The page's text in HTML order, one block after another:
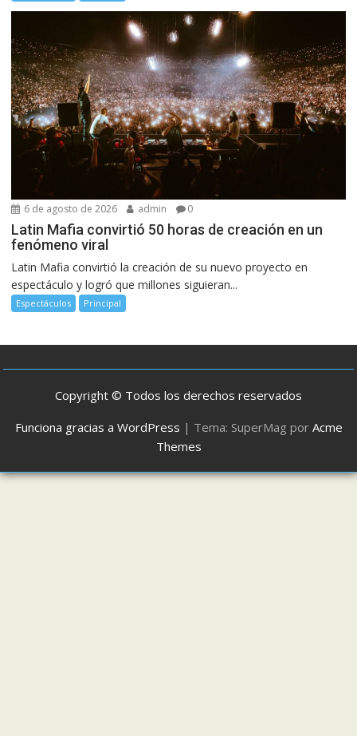
6 de agosto de 2026 admin 0
Latin Mafia convirtió 50 horas de creación en un
fenómeno viral
Latin Mafia convirtió la creación de su nuevo proyecto en
espectáculo y logró que millones siguieran...
Espectáculos Principal
Copyright © Todos los derechos reservados
Funciona gracias a WordPress | Tema: SuperMag por Acme
Themes